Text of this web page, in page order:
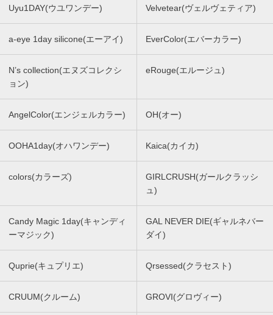
Uyu1DAY(ウユワンデー) Velvetear(ヴェルヴェティア)
a-eye 1day silicone(エーアイ) EverColor(エバーカラー)
N’s collection(エヌズコレクシ
ョン)
eRouge(エルージュ)
AngelColor(エンジェルカラー) OH(オー)
OOHA1day(オハワンデー) Kaica(カイカ)
colors(カラーズ)
GIRLCRUSH(ガールクラッシ
ュ)
Candy Magic 1day(キャンディ
ーマジック)
GAL NEVER DIE(ギャルネバー
ダイ)
Quprie(キュプリエ) Qrsessed(クラセスト)
CRUUM(クルーム) GROVI(グロヴィー)